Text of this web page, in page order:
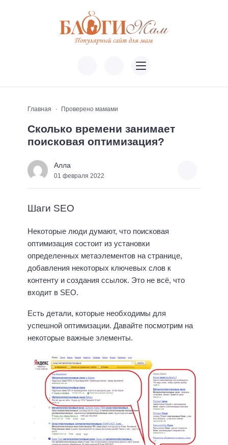
Главная Проверено мамами
Сколько времени занимает
поисковая оптимизация?
Алла
01 февраля 2022
Шаги SEO
Некоторые люди думают, что поисковая
оптимизация состоит из установки
определенных метаэлементов на странице,
добавления некоторых ключевых слов к
контенту и создания ссылок. Это не всё, что
входит в SEO.
Есть детали, которые необходимы для
успешной оптимизации. Давайте посмотрим на
некоторые важные элементы.